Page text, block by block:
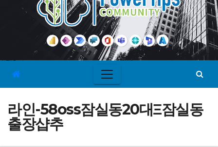
라인-58oss잠실동20대Ξ잠실동
출장샵추